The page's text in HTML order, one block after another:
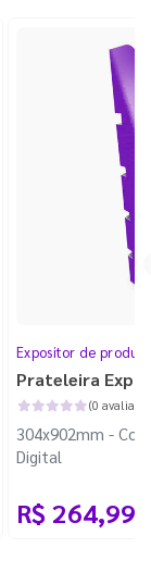
Expositor de
Prateleira
(0
304x902mm -
Digital
R$ 264,99